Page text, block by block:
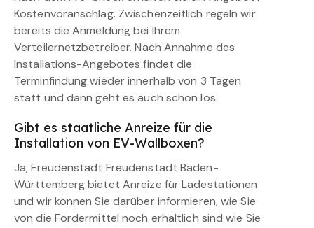
Kostenvoranschlag. Zwischenzeitlich regeln wir
bereits die Anmeldung bei Ihrem
Verteilernetzbetreiber. Nach Annahme des
Installations-Angebotes findet die
Terminfindung wieder innerhalb von 3 Tagen
statt und dann geht es auch schon los.
Gibt es staatliche Anreize für die
Installation von EV-Wallboxen?
Ja, Freudenstadt Freudenstadt Baden-
Württemberg bietet Anreize für Ladestationen
und wir können Sie darüber informieren, wie Sie
von die Fördermittel noch erhältlich sind wie Sie